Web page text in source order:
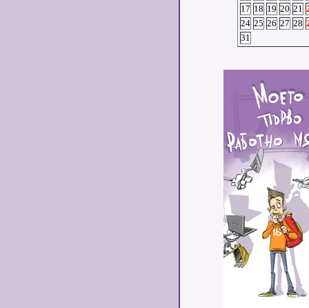
17 18 19 20 21
24 25 26 27 28
31